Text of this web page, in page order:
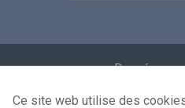
Données
Conditions de
Ce site web utilise des